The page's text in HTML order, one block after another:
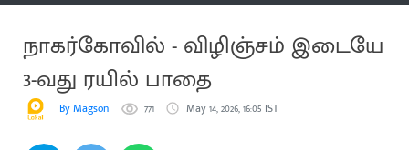
நாகர்கோவில் - விழிஞ்சம் இடையே
3-வது ரயில் பாதை
By Magson 771 May 14, 2026, 16:05 IST